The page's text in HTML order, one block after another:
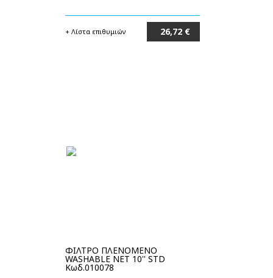
+ Λίστα επιθυμιών 26,72 €
ΦΙΛΤΡΟ ΠΛΕΝΟΜΕΝΟ
WASHABLE NET 10'' STD
Κωδ.010078